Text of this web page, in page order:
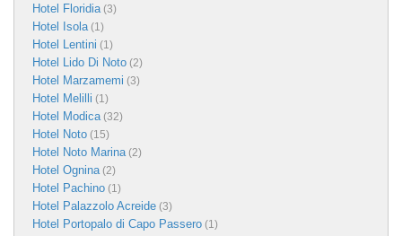
Hotel Floridia(3)
Hotel Isola(1)
Hotel Lentini (1)
Hotel Lido Di Noto (2)
Hotel Marzamemi (3)
Hotel Melilli (1)
Hotel Modica(32)
Hotel Noto (15)
Hotel Noto Marina(2)
Hotel Ognina(2)
Hotel Pachino (1)
Hotel Palazzolo Acreide (3)
Hotel Portopalo di Capo Passero (1)